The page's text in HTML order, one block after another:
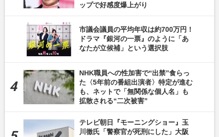
ップで好感度爆上がり
市議会議員の平均年収は約700万円！
ドラマ『銀河の一票』のように「あ
なたが立候補」という選択肢
NHK職員への性加害で“出禁”食らっ
た〈5年前の番組出演者〉特定が進む
も、ネットで「無関係な個人名」も
拡散される“二次被害”
テレビ朝日『モーニングショー』玉
川徹氏「警察官が死刑にした」大阪